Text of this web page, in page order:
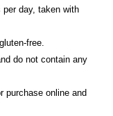
day, taken with
free.
do not contain any
purchase online and